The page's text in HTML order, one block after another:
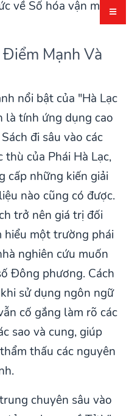
về Số hóa vận mệnh
Mạnh Và
nổi bật của "Hà Lạc
là tính ứng dụng cao
đi sâu vào các
của Phái Hà Lạc,
cấp những kiến giải
nào cũng có được.
trở nên giá trị đối
hiểu một trường phái
nghiên cứu muốn
Đông phương. Cách
sử dụng ngôn ngữ
cố gắng làm rõ các
sao và cung, giúp
thấu các nguyên
chuyên sâu vào